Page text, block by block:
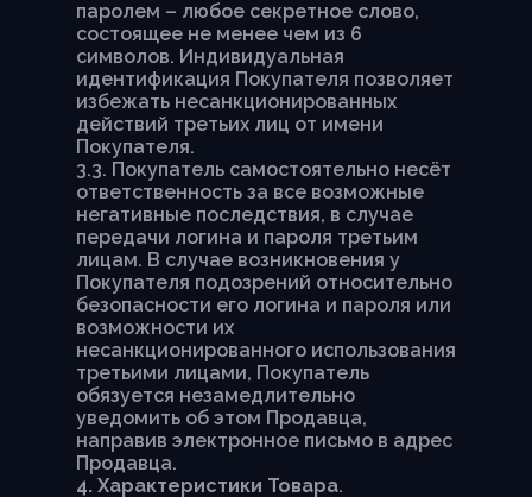
паролем – любое секретное слово,
состоящее не менее чем из 6
символов. Индивидуальная
идентификация Покупателя позволяет
избежать несанкционированных
действий третьих лиц от имени
Покупателя.
3.3. Покупатель самостоятельно несёт
ответственность за все возможные
негативные последствия, в случае
передачи логина и пароля третьим
лицам. В случае возникновения у
Покупателя подозрений относительно
безопасности его логина и пароля или
возможности их
несанкционированного использования
третьими лицами, Покупатель
обязуется незамедлительно
уведомить об этом Продавца,
направив электронное письмо в адрес
Продавца.
4. Характеристики Товара.